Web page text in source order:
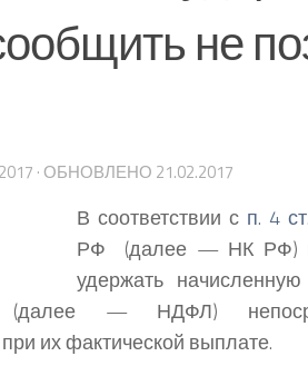
не
· ОБНОВЛЕНО 21.02.2017
В соответствии с п. 4
РФ (далее — НК РФ)
удержать
(далее — НДФЛ)
их фактической выплате.